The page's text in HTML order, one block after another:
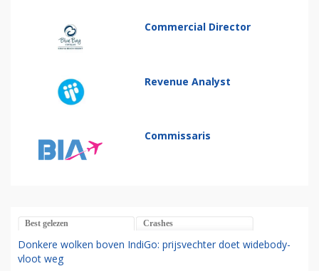
Commercial Director
Revenue Analyst
Commissaris
Best gelezen Crashes
Donkere wolken boven IndiGo: prijsvechter doet widebody-
vloot weg